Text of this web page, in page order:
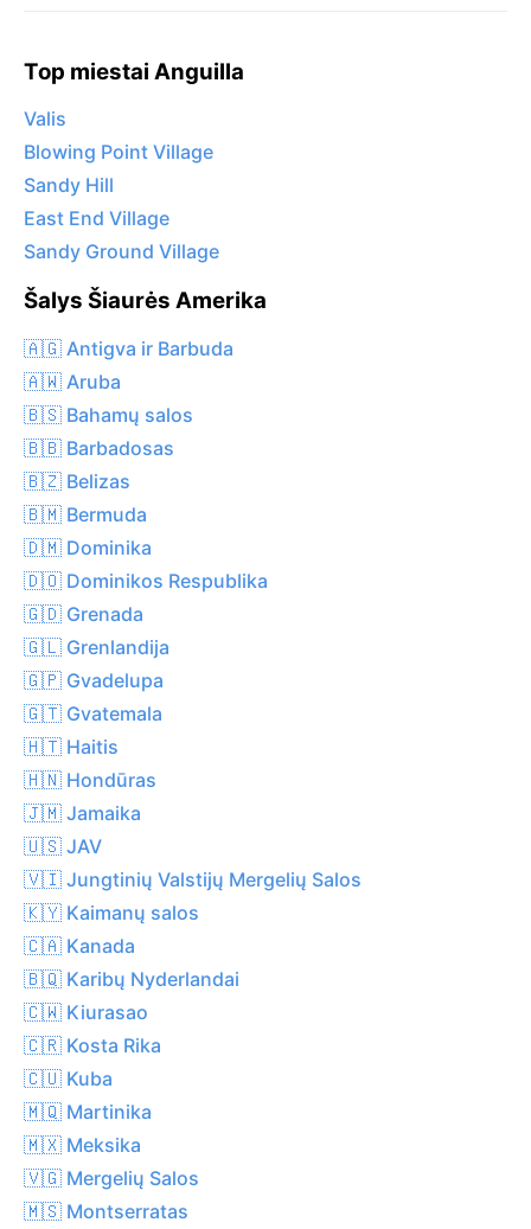
Top miestai Anguilla
Valis
Blowing Point Village
Sandy Hill
East End Village
Sandy Ground Village
Šalys Šiaurės Amerika
🇦🇬 Antigva ir Barbuda
🇦🇼 Aruba
🇧🇸 Bahamų salos
🇧🇧 Barbadosas
🇧🇿 Belizas
🇧🇲 Bermuda
🇩🇲 Dominika
🇩🇴 Dominikos Respublika
🇬🇩 Grenada
🇬🇱 Grenlandija
🇬🇵 Gvadelupa
🇬🇹 Gvatemala
🇭🇹 Haitis
🇭🇳 Hondūras
🇯🇲 Jamaika
🇺🇸 JAV
🇻🇮 Jungtinių Valstijų Mergelių Salos
🇰🇾 Kaimanų salos
🇨🇦 Kanada
🇧🇶 Karibų Nyderlandai
🇨🇼 Kiurasao
🇨🇷 Kosta Rika
🇨🇺 Kuba
🇲🇶 Martinika
🇲🇽 Meksika
🇻🇬 Mergelių Salos
🇲🇸 Montserratas